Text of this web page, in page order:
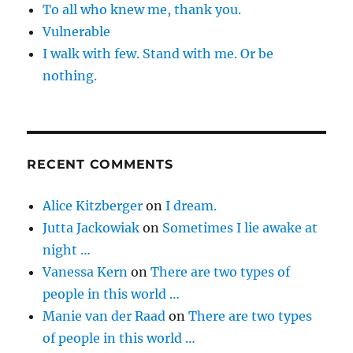
To all who knew me, thank you.
Vulnerable
I walk with few. Stand with me. Or be
nothing.
RECENT COMMENTS
Alice Kitzberger onI dream.
Jutta Jackowiak on Sometimes I lie awake at
night …
Vanessa Kern onThere are two types of
people in this world …
Manie van der Raad onThere are two types
of people in this world …